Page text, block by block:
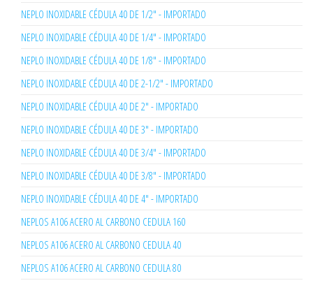
NEPLO INOXIDABLE CÉDULA 40 DE 1/2" - IMPORTADO
NEPLO INOXIDABLE CÉDULA 40 DE 1/4" - IMPORTADO
NEPLO INOXIDABLE CÉDULA 40 DE 1/8" - IMPORTADO
NEPLO INOXIDABLE CÉDULA 40 DE 2-1/2" - IMPORTADO
NEPLO INOXIDABLE CÉDULA 40 DE 2" - IMPORTADO
NEPLO INOXIDABLE CÉDULA 40 DE 3" - IMPORTADO
NEPLO INOXIDABLE CÉDULA 40 DE 3/4" - IMPORTADO
NEPLO INOXIDABLE CÉDULA 40 DE 3/8" - IMPORTADO
NEPLO INOXIDABLE CÉDULA 40 DE 4" - IMPORTADO
NEPLOS A106 ACERO AL CARBONO CEDULA 160
NEPLOS A106 ACERO AL CARBONO CEDULA 40
NEPLOS A106 ACERO AL CARBONO CEDULA 80